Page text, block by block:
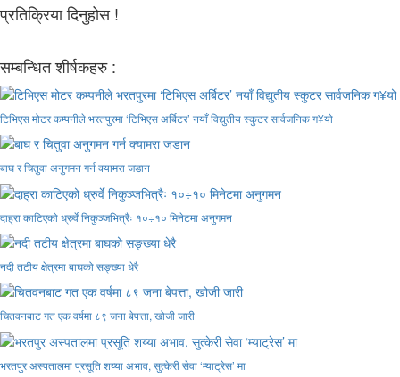
प्रतिक्रिया दिनुहोस !
सम्बन्धित शीर्षकहरु :
टिभिएस मोटर कम्पनीले भरतपुरमा ‘टिभिएस अर्बिटर’ नयाँ विद्युतीय स्कुटर सार्वजनिक ग¥यो
बाघ र चितुवा अनुगमन गर्न क्यामरा जडान
दाह्रा काटिएको ध्रुर्वे निकुञ्जभित्रैः १०÷१० मिनेटमा अनुगमन
नदी तटीय क्षेत्रमा बाघको सङ्ख्या धेरै
चितवनबाट गत एक वर्षमा ८९ जना बेपत्ता, खोजी जारी
भरतपुर अस्पतालमा प्रसूति शय्या अभाव, सुत्केरी सेवा ‘म्याट्रेस’ मा